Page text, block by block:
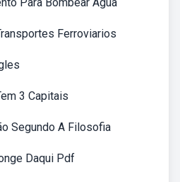
Ferroviarios
3 Capitais
Segundo A Filosofia
Daqui Pdf